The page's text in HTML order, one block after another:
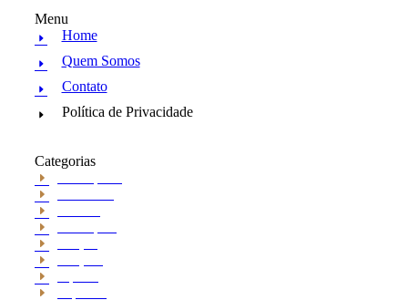
Menu
Home
Quem Somos
Contato
Política de Privacidade
Categorias